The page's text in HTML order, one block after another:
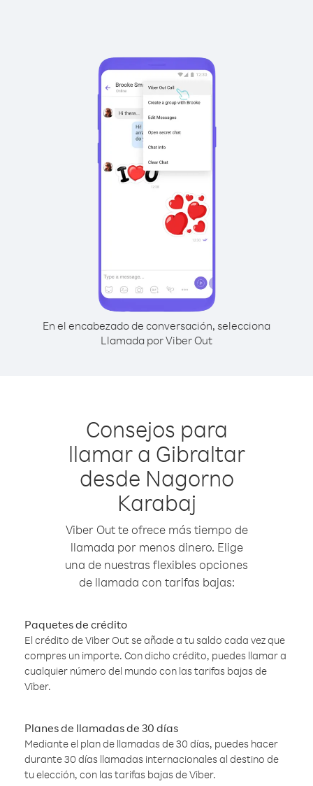
En el encabezado de conversación, selecciona
Llamada por Viber Out
Consejos para
llamar a Gibraltar
desde Nagorno
Karabaj
Viber Out te ofrece más tiempo de
llamada por menos dinero. Elige
una de nuestras flexibles opciones
de llamada con tarifas bajas:
Paquetes de crédito
El crédito de Viber Out se añade a tu saldo cada vez que
compres un importe. Con dicho crédito, puedes llamar a
cualquier número del mundo con las tarifas bajas de
Viber.
Planes de llamadas de 30 días
Mediante el plan de llamadas de 30 días, puedes hacer
durante 30 días llamadas internacionales al destino de
tu elección, con las tarifas bajas de Viber.